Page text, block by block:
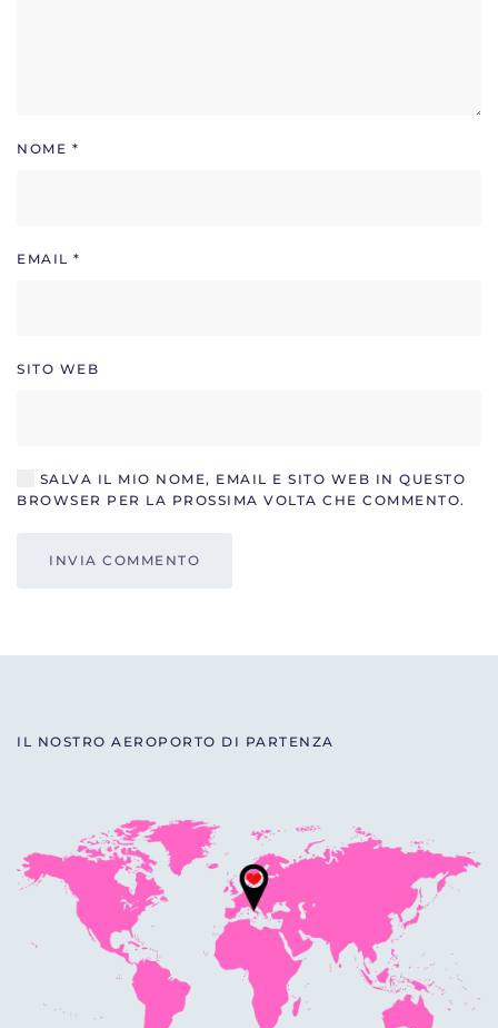
NOME *
EMAIL *
SITO WEB
SALVA IL MIO NOME, EMAIL E SITO WEB IN QUESTO
BROWSER PER LA PROSSIMA VOLTA CHE COMMENTO.
INVIA COMMENTO
IL NOSTRO AEROPORTO DI PARTENZA